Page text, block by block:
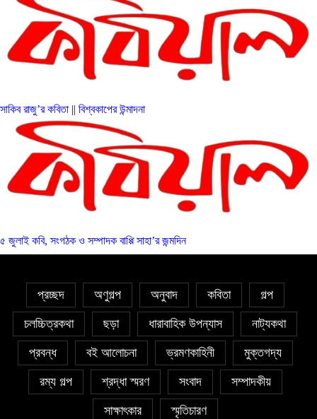
সাকিব রাজু’র কবিতা || বিশ্বকাপের উন্মাদনা
৫ জুলাই কবি, সংগঠক ও সম্পাদক বাপ্পি সাহা’র জন্মদিন
প্রচ্ছদ অণুগল্প অনুবাদ কবিতা গল্প
চলচ্চিত্রকথা ছড়া ধারাবাহিক উপন্যাস নাট্যকথা
প্রবন্ধ বই আলোচনা ভ্রমণকাহিনী মুক্তগদ্য
রম্য গল্প শ্রদ্ধা স্মরণ সংবাদ সম্পাদকীয়
সাক্ষাৎকার স্মৃতিচারণ